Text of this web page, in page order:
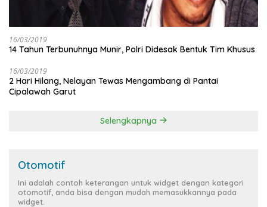
16/03/2019
14 Tahun Terbunuhnya Munir, Polri Didesak Bentuk Tim Khusus
16/03/2019
2 Hari Hilang, Nelayan Tewas Mengambang di Pantai
Cipalawah Garut
Selengkapnya
Otomotif
Ini adalah contoh keterangan untuk widget dengan kategori
otomotif, anda bisa dengan mudah memasukkannya pada
widget.